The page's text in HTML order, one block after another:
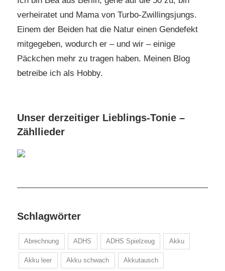
verheiratet und Mama von Turbo-Zwillingsjungs.
Einem der Beiden hat die Natur einen Gendefekt
mitgegeben, wodurch er – und wir – einige
Päckchen mehr zu tragen haben. Meinen Blog
betreibe ich als Hobby.
Unser derzeitiger Lieblings-Tonie –
Zähllieder
Schlagwörter
Abrechnung ADHS ADHS Spielzeug Akku
Akku leer Akku schwach Akkutausch